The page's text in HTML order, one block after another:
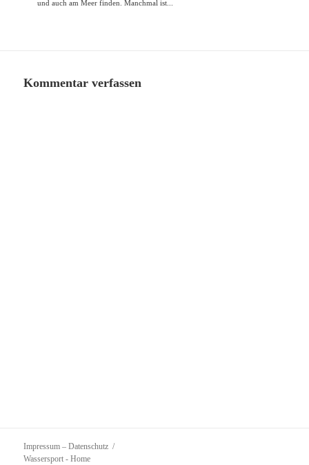
und auch am Meer finden. Manchmal ist...
Kommentar verfassen
Impressum – Datenschutz
Wassersport - Home